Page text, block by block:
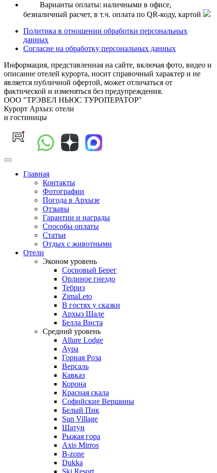
Варианты оплаты: наличными в офисе,
безналичный расчет, в т.ч. оплата по QR-коду, картой
Политика в отношении обработки персональных
данных
Согласие на обработку персональных данных
Информация, представленная на сайте, включая фото, видео и
описание отелей курорта, носит справочный характер и не
является публичной офертой, может отличаться от
фактической и изменяться без предупреждения.
ООО "ТРЭВЕЛ НЬЮС ТУРОПЕРАТОР"
Курорт Архыз: отели
и гостиницы
Главная
Контакты
Фотографии
Погода в Архызе
Отзывы
Гарантии и награды
Способы оплаты
Статьи
Отдых с животными
Отели
Эконом уровень
Сосновый Берег
Орлиное гнездо
Тебриз
ZimaLeto
В гостях у сказки
Архыз Шале
Белла Виста
Средний уровень
Allure Lodge
Аура
Горная Роза
Версаль
Кавказ
Корона
Красная скала
Софийские Вершины
Белый Пик
Sun Village
Шатун
Рыжая гора
Axis Mirros
B-zone
Dukka